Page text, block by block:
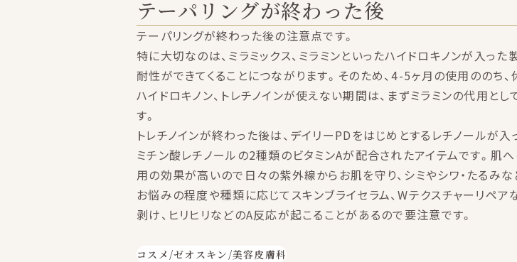
テーパリングが終わった後
テーパリングが終わった後の注意点です。
特に大切なのは、ミラミックス、ミラミンといったハイドロキノンが入っ
耐性ができてくることにつながります。そのため、4-5ヶ月の使用ののち、
ハイドロキノン、トレチノインが使えない期間は、まずミラミンの代用と
す。
トレチノインが終わった後は、デイリーPDをはじめとするレチノールが
ミチン酸レチノールの2種類のビタミンAが配合されたアイテムです。肌
用の効果が高いので日々の紫外線からお肌を守り、シミやシワ・たるみな
お悩みの程度や種類に応じてスキンブライセラム、Wテクスチャーリペ
剥け、ヒリヒリなどのA反応が起こることがあるので要注意です。
コスメ /ゼオスキン /美容皮膚科